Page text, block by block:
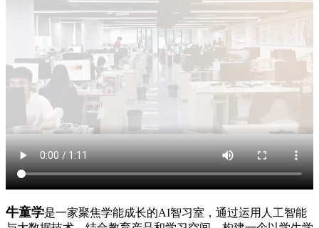
牛童学是一家聚焦学能成长的AI智习室，通过运用人工智能